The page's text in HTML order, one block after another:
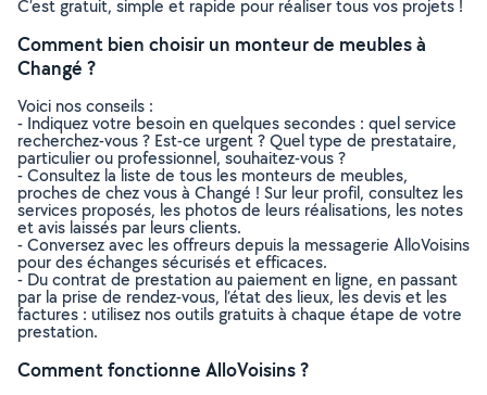
C’est gratuit, simple et rapide pour réaliser tous vos projets !
Comment bien choisir un monteur de meubles à
Changé ?
Voici nos conseils :
- Indiquez votre besoin en quelques secondes : quel service
recherchez-vous ? Est-ce urgent ? Quel type de prestataire,
particulier ou professionnel, souhaitez-vous ?
- Consultez la liste de tous les monteurs de meubles,
proches de chez vous à Changé ! Sur leur profil, consultez les
services proposés, les photos de leurs réalisations, les notes
et avis laissés par leurs clients.
- Conversez avec les offreurs depuis la messagerie AlloVoisins
pour des échanges sécurisés et efficaces.
- Du contrat de prestation au paiement en ligne, en passant
par la prise de rendez-vous, l’état des lieux, les devis et les
factures : utilisez nos outils gratuits à chaque étape de votre
prestation.
Comment fonctionne AlloVoisins ?